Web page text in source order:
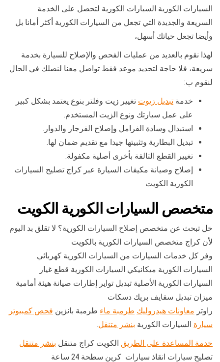
السيارات الكورية السيارات الكورية لتحصل على الخدمة
السريعة والجديدة التي تجعل من السيارات الكورية أكثر أمانا بل
وأيضا تجعل حياتك أسهل،
لهذا نقوم بالعديد من عمليات الفحص والإصلاح للسيارة بخدمة
سريعة، فلا حاجة لتحديد موعد فقط تواصل معنا لنصلك في الحال
لنقوم ب:
خدمة تبديل زيوت تغيير زيت وفلتر بنوع يعتمد بشكل كبير
على عمل سيارتك ونوع الزيت المستخدم.
استبدال وسادة الفرامل وإصلاح الفرجار والدوار.
تبديل البطارية وتثبيتها جيدا مع تقديم ضمان لها.
تغيير القطع التالفة بأخرى أصلية مكفولة.
إصلاح وصيانة مكيفات السيارة عبر كراج تصليح السيارات
الكورية الكويت
متخصص السيارات الكورية الكويت
خل تبحث عن متخصص إصلاح السيارات الكورية؟ لا تقلق بد اليوم
لأن كراج متخصص السيارات الكورية بالكويت
وفر كل خدمات السيارات من السيارات الكورية كهربائي
السيارات الكورية ميكانيكي السيارات الكورية قطع غيار
السيارات الكورية الأصلية تبديل تواير إطارات صيانة هيئة أمامية
ميزان تبديل سفايف بريك دسكات
راوتر معاونات هيدروليك طرمبة ماء طرمبة بانزين فحص كمبيوتر
سيارة السيارات الكورية بنشر متنقل.
خدمة المساعدة على الطريق الكويت كراج متنقل بنشر متنقل
تصليح سيارات انقاذ سيارات كرين سطحة 24 ساعة